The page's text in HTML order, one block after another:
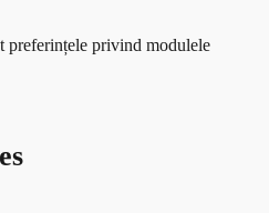
preferințele privind modulele